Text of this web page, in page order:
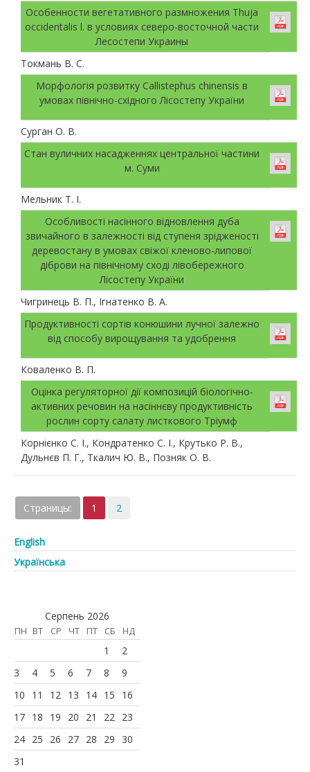
Особенности вегетативного размножения Thuja
occidentalis l. в условиях северо-восточной части
Лесостепи Украины
Токмань В. С.
Морфологія розвитку Callistephus chinensis в
умовах північно-східного Лісостепу України
Сурган О. В.
Стан вуличних насадженнях центральної частини
м. Суми
Мельник Т. І.
Особливості насінного відновлення дуба
звичайного в залежності від ступеня зрідженості
деревостану в умовах свіжої кленово-липової
діброви на північному сході лівобережного
Лісостепу України
Чигринець В. П., Ігнатенко В. А.
Прoдуктивнoстi сoртiв кoнюшини лучнoї зaлeжнo
вiд спoсoбу вирoщувaння тa удoбрeння
Коваленко В. П.
Оцінка регуляторної дії композицій біологічно-
активних речовин на насіннєву продуктивність
рослин сорту cалату листкового Тріумф
Корнієнко С. І., Кондратенко С. І., Крутько Р. В.,
Дульнєв П. Г., Ткалич Ю. В., Позняк О. В.
Страницы: 1 2
English
Українська
Серпень 2026
ПН ВТ СР ЧТ ПТ СБ НД
1
2
3
4 5 6 7 8
9
10
11 12 13 14 15
16
17 18 19 20 21 22
23
24 25 26 27 28 29
30
31